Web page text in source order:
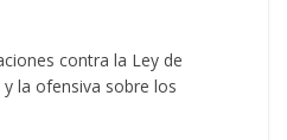
contra la Ley de
la ofensiva sobre los